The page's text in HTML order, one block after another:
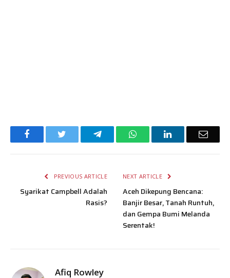
Facebook TelegramWhatsAppLinkedIn Email
PREVIOUS ARTICLE
Syarikat Campbell Adalah
Rasis?
NEXT ARTICLE
Aceh Dikepung Bencana:
Banjir Besar, Tanah Runtuh,
dan Gempa Bumi Melanda
Serentak!
Afiq Rowley